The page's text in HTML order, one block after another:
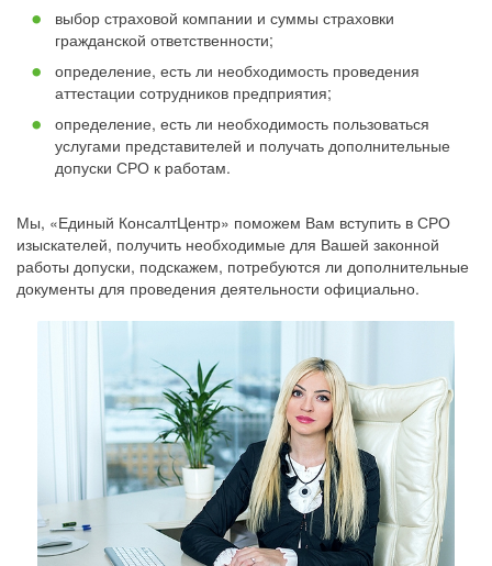
выбор страховой компании и суммы страховки
гражданской ответственности;
определение, есть ли необходимость проведения
аттестации сотрудников предприятия;
определение, есть ли необходимость пользоваться
услугами представителей и получать дополнительные
допуски СРО к работам.
Мы, «Единый КонсалтЦентр» поможем Вам вступить в СРО
изыскателей, получить необходимые для Вашей законной
работы допуски, подскажем, потребуются ли дополнительные
документы для проведения деятельности официально.